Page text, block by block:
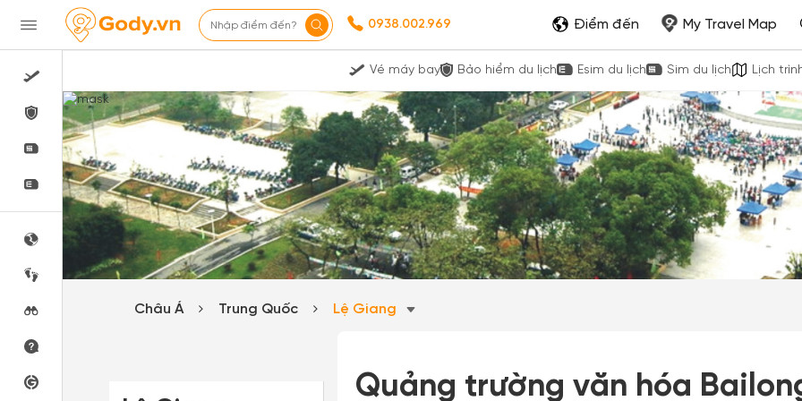
Nhập điểm đến? 0938.002.969 Điểm đến My Travel Map
Vé máy bay Bảo hiểm du lịch Esim du lịch Sim du lịch Lịch
Châu Á Trung Quốc Lệ Giang
Quảng trường văn hóa